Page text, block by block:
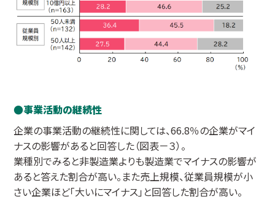
事業活動の継続性
企業の事業活動の継続性に関しては、66.8％の企業がマイ
ナスの影響があると回答した（図表－３）。
業種別でみると非製造業よりも製造業でマイナスの影響が
あると答えた割合が高い。また売上規模、従業員規模が小
さい企業ほど「大いにマイナス」と回答した割合が高い。